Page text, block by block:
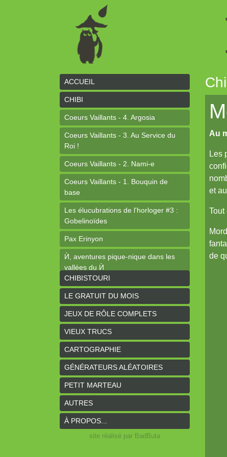
ACCUEIL
CHIBI
Coeurs Vaillants - 4. Argosia
Coeurs Vaillants - 3. Au Service du
Roi !
Coeurs Vaillants - 2. Nami-e
Coeurs Vaillants - 1. Bouquin de
base
Les élucubrations de l'horloger #3 :
Gobelinoïdes
Pax Erinyon
Ѝ, aventures pique-nique dans les
vallées du Ѝ
Les élucubrations de l'horloger #1 :
Ogres-Mages
Cheap Tales
Intrépides
Coeurs Vaillants - Aventures
Coeurs Vaillants - Ogres de gel
Coeurs Vaillants - Compagnon2
Les bas-reliefs des Ruines de
Zeriphar
N.YX
CHIBISTOURI
LE GRATUIT DU MOIS
JEUX DE RÔLE COMPLETS
VIEUX TRUCS
CARTOGRAPHIE
GÉNÉRATEURS ALÉATOIRES
PETIT MARTEAU
AUTRES
À PROPOS...
site réalisé par BadButa
Au
Les
et
Tout
de